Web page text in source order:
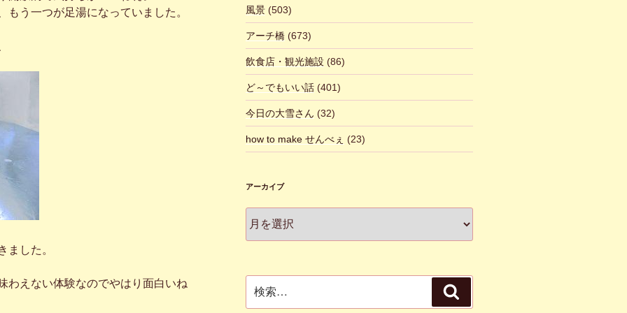
う一つが足湯になっていました。
した。
えない体験なのでやはり面白いね
風景(503)
アーチ橋(673)
飲食店・観光施設 (86)
ど～でもいい話(401)
今日の大雪さん (32)
how to make せんべぇ (23)
アーカイブ
ー
ブ
索:
索